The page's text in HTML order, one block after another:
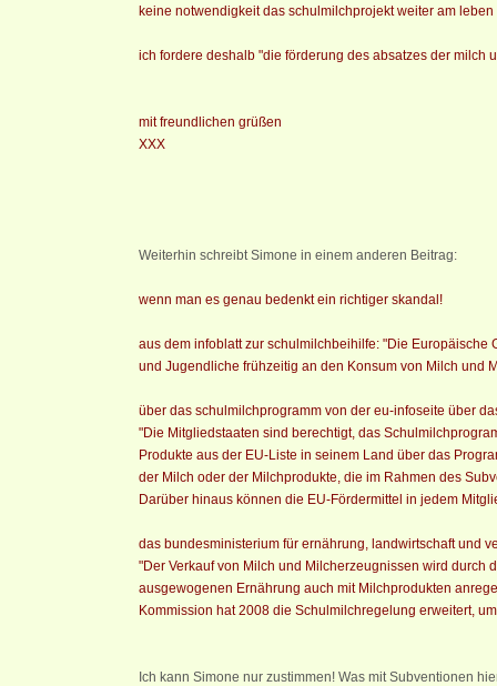
keine notwendigkeit das schulmilchprojekt weiter am leben
ich fordere deshalb "die förderung des absatzes der milch
mit freundlichen grüßen
XXX
Weiterhin schreibt Simone in einem anderen Beitrag:
wenn man es genau bedenkt ein richtiger skandal!
aus dem infoblatt zur schulmilchbeihilfe: "Die
und Jugendliche frühzeitig an den Konsum von Milch und
über das schulmilchprogramm von der eu-infoseite über
"Die Mitgliedstaaten sind berechtigt, das
Produkte aus der EU-Liste in seinem Land über das
der Milch oder der Milchprodukte, die im Rahmen des
Darüber hinaus können die EU-Fördermittel in jedem
das bundesministerium für ernährung, landwirtschaft und
"Der Verkauf von Milch und Milcherzeugnissen wird
ausgewogenen Ernährung auch mit Milchprodukten
Kommission hat 2008 die Schulmilchregelung erweitert,
Ich kann Simone nur zustimmen! Was mit Subventionen